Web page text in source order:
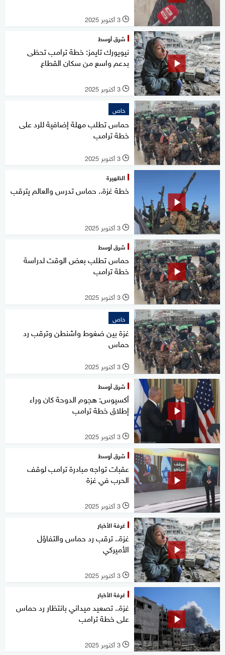
l 3 أكتوبر 2025
شرق أوسط
نيويورك تايمز: خطة ترامب تحظى
بدعم واسع من سكان القطاع
l 3 أكتوبر 2025
خاص
حماس تطلب مهلة إضافية للرد على
خطة ترامب
l 3 أكتوبر 2025
الظهيرة
خطة غزة.. حماس تدرس والعالم يترقب
l 3 أكتوبر 2025
شرق أوسط
حماس تطلب بعض الوقت لدراسة
خطة ترامب
l 3 أكتوبر 2025
خاص
غزة بين ضغوط واشنطن وترقب رد
حماس
l 3 أكتوبر 2025
شرق أوسط
أكسيوس: هجوم الدوحة كان وراء
إطلاق خطة ترامب
l 3 أكتوبر 2025
شرق أوسط
عقبات تواجه مبادرة ترامب لوقف
الحرب في غزة
l 3 أكتوبر 2025
غرفة الأخبار
غزة.. ترقب رد حماس والتفاؤل
الأميركي
l 3 أكتوبر 2025
غرفة الأخبار
غزة.. تصعيد ميداني بانتظار رد حماس
على خطة ترامب
l 3 أكتوبر 2025